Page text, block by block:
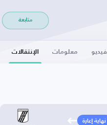
متابعة
فيديو معلومات الإنتقالات
نهاية إعارة